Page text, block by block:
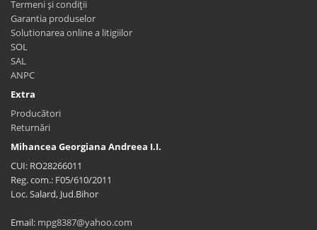
Termeni și condiții
Garantia produselor
Solutionarea online a litigiilor
SOL
SAL
ANPC
Extra
Producători
Returnări
Mihancea Georgiana Andreea I.I.
CUI: RO28266011
Reg. com.: F05/610/2011
Loc. Salard, Jud.Bihor
Email: mpg8387@yahoo.com